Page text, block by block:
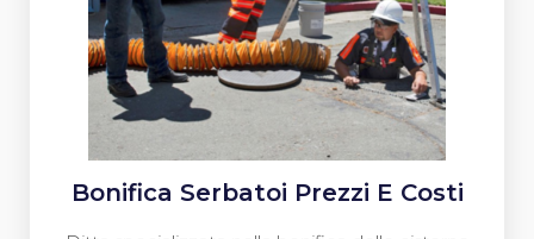
Bonifica Serbatoi Prezzi E Costi